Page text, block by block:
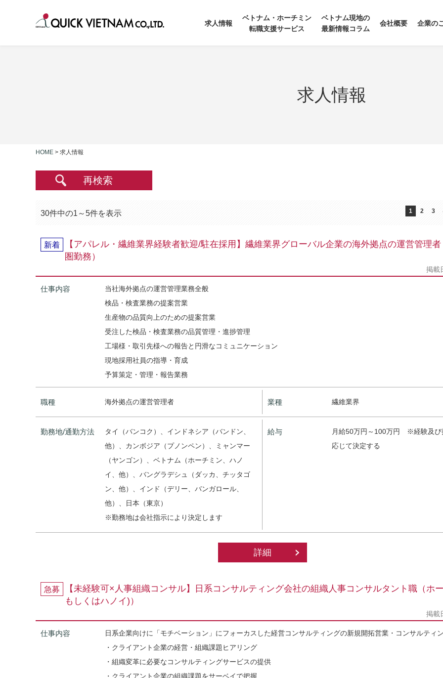
求人情報
ベトナム・ホーチミン
転職支援サービス
ベトナム現地の
最新情報コラム
会社概要 企業の
求人情報
HOME > 求人情報
再検索
30件中の1～5件を表示 1 2 3
新着
【アパレル・繊維業界経験者歓迎/駐在採用】繊維業界グローバル企業の海外拠点の運営管理
圏勤務）
掲載
仕事内容
当社海外拠点の運営管理業務全般
検品・検査業務の提案営業
生産物の品質向上のための提案営業
受注した検品・検査業務の品質管理・進捗管理
工場様・取引先様への報告と円滑なコミュニケーション
現地採用社員の指導・育成
予算策定・管理・報告業務
職種 海外拠点の運営管理者 業種 繊維業界
勤務地/通勤方法
タイ（バンコク）、インドネシア（バンドン、
他）、カンボジア（プノンペン）、ミャンマー
（ヤンゴン）、ベトナム（ホーチミン、ハノ
イ、他）、バングラデシュ（ダッカ、チッタゴ
ン、他）、インド（デリー、バンガロール、
他）、日本（東京）
※勤務地は会社指示により決定します
給与
月給50万円～100万円 ※経験及び
応じて決定する
詳細
急募
【未経験可×人事組織コンサル】日系コンサルティング会社の組織人事コンサルタント職（ホ
もしくはハノイ)）
掲載
仕事内容
日系企業向けに「モチベーション」にフォーカスした経営コンサルティングの新規開拓営業・コンサルティ
・クライアント企業の経営・組織課題ヒアリング
・組織変革に必要なコンサルティングサービスの提供
・クライアント企業の組織課題をサーベイで把握